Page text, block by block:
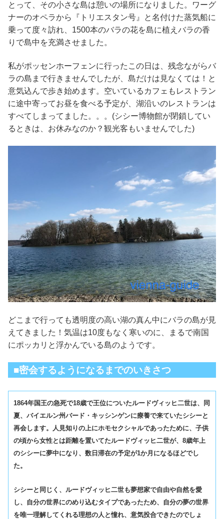
とって、その小さな島は憩いの場所になりました。ワーグ
ナーのオペラから『トリエスタン号』と名付けた蒸気船に
乗って度々訪れ、1500本のバラの花を島に植えバラの香
りで島中を充満させました。
私がポッセンホーフェンに行ったこの日は、残念ながらバ
ラの島まで行きませんでしたが、島だけは見なくては！と
意気込んで歩き始めます。空いているカフェもレストラン
に途中寄ってお昼を食べる予定が、湖沿いのレストランは
すべてしまってました。。。(シシー博物館が閉鎖してい
るときは、お休みなのか？観光客もいませんでした)
どこまで行っても透明度の高い湖の真ん中にバラの島が見
えてきました！気温は10度もなく寒いのに、まるで南国
にポッカリと浮かんでいる島のようです。
■密会するようになるまでのいきさつ
1864年国王の急死で18歳で王位についたルードヴィッヒ二世は、同
夏、バイエルン州バード・キッシンゲンに療養で来ていたシシーと
再会します。人見知りの上にホモセクシャルであったために、子供
の頃から女性とは距離を置いてたルードヴィッヒ二世が、 8歳年上
のシシーに夢中になり、数日滞在の予定が1か月になるほどでし
た。
シシーと同じく、ルードヴィッヒ二世も夢想家で自由や自然を愛
し、自分の世界にのめり込むタイプであったため、自分の夢の世界
を唯一理解してくれる理想の人と憧れ、意気投合できたのでしょ